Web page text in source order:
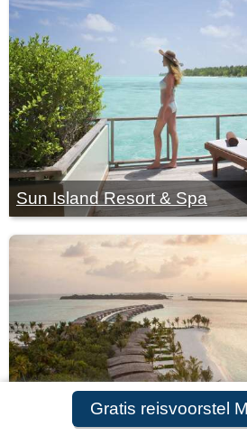
Gratis reisvoorstel
Sun Island Resort & Spa